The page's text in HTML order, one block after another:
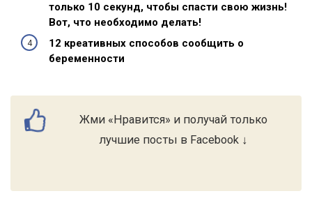
только 10 секунд, чтобы спасти свою жизнь!
Вот, что необходимо делать!
12 креативных способов сообщить о
беременности
Жми «Нравится» и получай только
лучшие посты в Facebook ↓